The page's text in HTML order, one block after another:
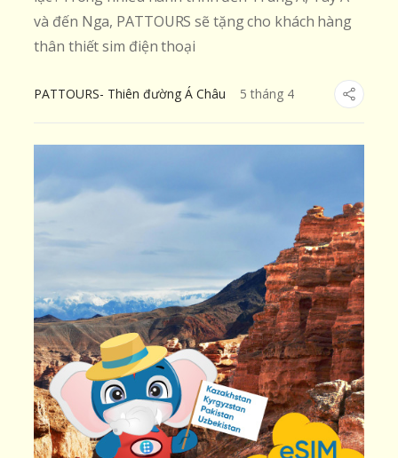
và đến Nga, PATTOURS sẽ tặng cho khách hàng
thân thiết sim điện thoại
PATTOURS- Thiên đường Á Châu 5 tháng 4